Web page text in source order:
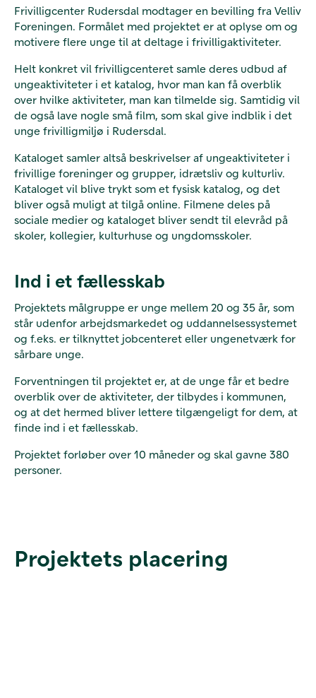
Frivilligcenter Rudersdal modtager en bevilling fra Velliv
Foreningen. Formålet med projektet er at oplyse om og
motivere flere unge til at deltage i frivilligaktiviteter.
Helt konkret vil frivilligcenteret samle deres udbud af
ungeaktiviteter i et katalog, hvor man kan få overblik
over hvilke aktiviteter, man kan tilmelde sig. Samtidig vil
de også lave nogle små film, som skal give indblik i det
unge frivilligmiljø i Rudersdal.
Kataloget samler altså beskrivelser af ungeaktiviteter i
frivillige foreninger og grupper, idrætsliv og kulturliv.
Kataloget vil blive trykt som et fysisk katalog, og det
bliver også muligt at tilgå online. Filmene deles på
sociale medier og kataloget bliver sendt til elevråd på
skoler, kollegier, kulturhuse og ungdomsskoler.
Ind i et fællesskab
Projektets målgruppe er unge mellem 20 og 35 år, som
står udenfor arbejdsmarkedet og uddannelsessystemet
og f.eks. er tilknyttet jobcenteret eller ungenetværk for
sårbare unge.
Forventningen til projektet er, at de unge får et bedre
overblik over de aktiviteter, der tilbydes i kommunen,
og at det hermed bliver lettere tilgængeligt for dem, at
finde ind i et fællesskab.
Projektet forløber over 10 måneder og skal gavne 380
personer.
Projektets placering